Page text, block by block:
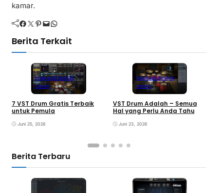
kamar.
Facebook Twitter Pinterest Mail WhatsApp
Berita Terkait
InspirasiLifestyle
Umum
7 VST Drum Gratis Terbaik
untuk Pemula
Juni 25, 2026
InspirasiLifestyle
Umum
VST Drum Adalah – Semua
Hal yang Perlu Anda Tahu
Juni 23, 2026
Berita Terbaru